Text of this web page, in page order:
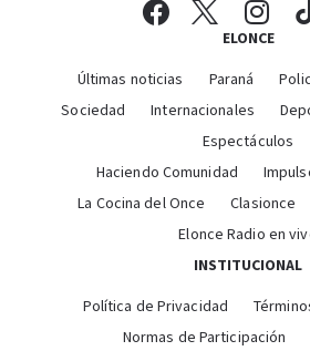
ELONCE
Últimas noticias Paraná
Sociedad
Internacionales
Espectáculos
Haciendo Comunidad
La Cocina del Once
Clasionce
Elonce Radio en
INSTITUCIONAL
Política de Privacidad
Normas de Participación